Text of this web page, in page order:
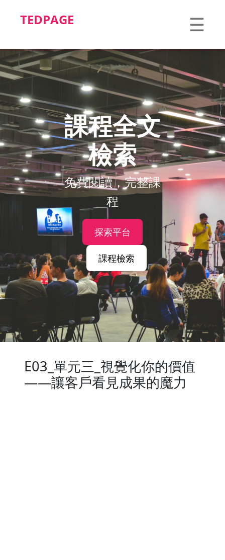
TEDPAGE ☰
課程全文
檢索
免費閱讀，完整課
程
探索平台
課程檢索
E03_單元三_視覺化你的價值
——讓客戶看見成果的魔力